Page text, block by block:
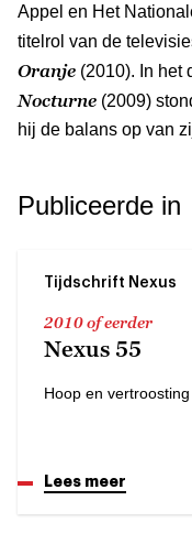
Appel en Het
titelrol van de
Oranje (2010). In het
Nocturne (2009)
hij de balans op van
Publiceerde in
Tijdschrift Nexus
2010 of eerder
Nexus 55
Hoop en vertroosting
Lees meer